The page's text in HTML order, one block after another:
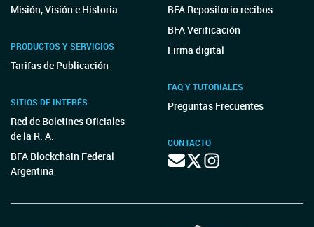
Misión, Visión e Historia
PRODUCTOS Y SERVICIOS
Tarifas de Publicación
SITIOS DE INTERÉS
Red de Boletines Oficiales
de la R. A.
BFA Blockchain Federal
Argentina
BFA Repositorio recibos
BFA Verificación
Firma digital
FAQ Y TUTORIALES
Preguntas Frecuentes
CONTACTO